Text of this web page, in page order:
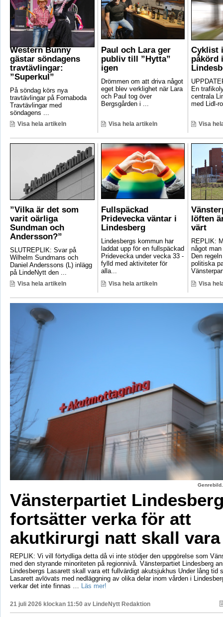
Western Bunny
gästar söndagens
travtävlingar:
”Superkul”
På söndag körs nya
travtävlingar på Fornaboda
Travtävlingar med
söndagens ...
Visa hela artikeln
Paul och Lara ger
publiv till ”Hytta”
igen
Drömmen om att driva något
eget blev verklighet när Lara
och Paul tog över
Bergsgården i ...
Visa hela artikeln
Cyklist
påkörd
En
centrala
med Lidl-
Visa
”Vilka är det som
varit oärliga
Sundman och
Andersson?”
SLUTREPLIK: Svar på
Wilhelm Sundmans och
Daniel Anderssons (L) inlägg
på LindeNytt den ...
Visa hela artikeln
Fullspäckad
Pridevecka väntar i
Lindesberg
Lindesbergs kommun har
laddat upp för en fullspäckad
Pridevecka under vecka 33 -
fylld med aktiviteter för
alla...
Visa hela artikeln
löften
värt
REPLIK:
något
Den
politiska
Visa
Vänsterpartiet
fortsätter verka för att
akutkirurgi natt skall
REPLIK: Vi vill förtydliga detta då vi inte stödjer den uppgörelse som
med den styrande minoriteten på regionnivå. Vänsterpartiet Lindesberg
Lindesbergs Lasarett skall vara ett fullvärdigt akutsjukhus Under lång tid
Lasarett avlövats med nedläggning av olika delar inom vården i
verkar det inte finnas …
Läs mer!
21 juli 2026 klockan 11:50 av LindeNytt Redaktion